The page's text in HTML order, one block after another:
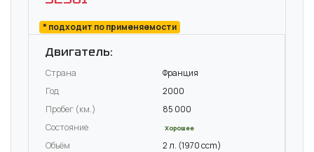
* подходит по применяемости
Двигатель:
Страна
Франция
Год
2000
Пробег (км.)
85 000
Состояние
Хорошее
Объём 2 л. (1970 ccm)